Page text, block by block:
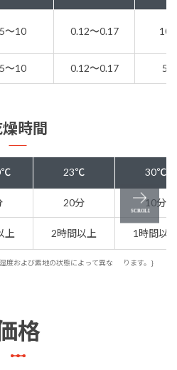
5〜10 0.12〜0.17 10
5〜10 0.12〜0.17 5
時間
23℃ 30℃
20分 10分
上 2時間以上 1時間以
度および素地の状態によって異な ります。}
格